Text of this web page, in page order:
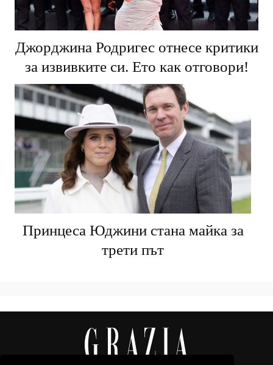
Джорджина Родригес отнесе критики
за извивките си. Ето как отговори!
Принцеса Юджини стана майка за
трети път